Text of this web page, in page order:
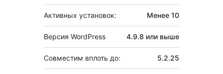
Активных установок: Менее 10
Версия WordPress 4.9.8 или выше
Совместим вплоть до: 5.2.25